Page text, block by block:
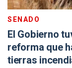
SENADO
El Gobierno
reforma que
tierras